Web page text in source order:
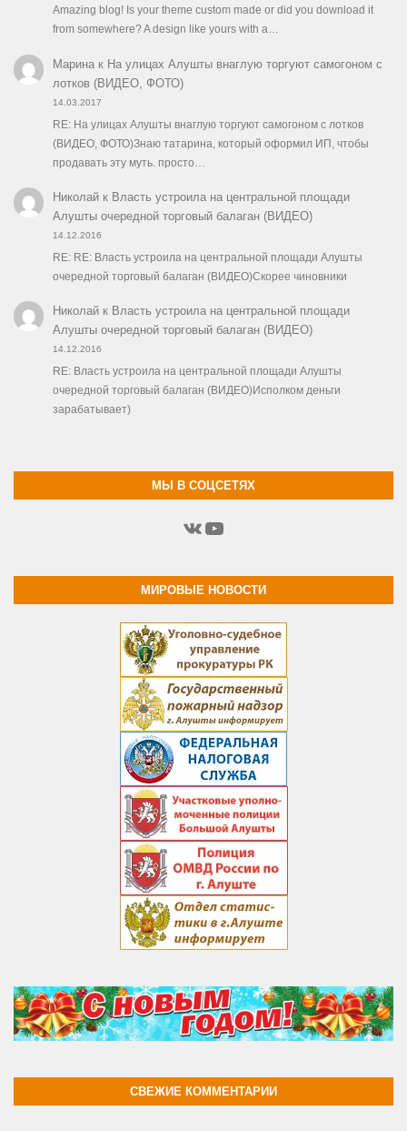
Amazing blog! Is your theme custom made or did you download it
from somewhere? A design like yours with a…
Маринак На улицах Алушты внаглую торгуют самогоном с
лотков (ВИДЕО, ФОТО)
14.03.2017
RE: На улицах Алушты внаглую торгуют самогоном с лотков
(ВИДЕО, ФОТО)Знаю татарина, который оформил ИП, чтобы
продавать эту муть. просто…
Николайк Власть устроила на центральной площади
Алушты очередной торговый балаган (ВИДЕО)
14.12.2016
RE: RE: Власть устроила на центральной площади Алушты
очередной торговый балаган (ВИДЕО)Скорее чиновники
Николайк Власть устроила на центральной площади
Алушты очередной торговый балаган (ВИДЕО)
14.12.2016
RE: Власть устроила на центральной площади Алушты
очередной торговый балаган (ВИДЕО)Исполком деньги
зарабатывает)
МЫ В СОЦСЕТЯХ
ВКонтакте
YouTube
МИРОВЫЕ НОВОСТИ
СВЕЖИЕ КОММЕНТАРИИ